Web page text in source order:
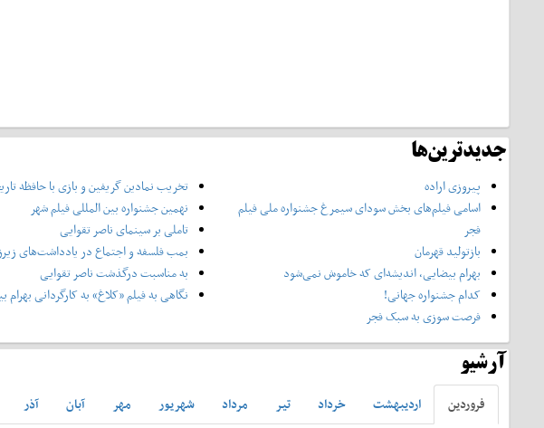
جدیدترین‌ها
پیروزی اراده
اسامی فیلم‌های بخش سودای سیمرغ جشنواره‌ ملی فیلم
فجر
بازتولید قهرمان
بهرام بیضایی، اندیشه‌ای که خاموش نمی‌شود
کدام جشنواره جهانی!
فرصت سوزی به سبک فجر
تخریب نمادین گریفین و بازی با حافظه
نهمین جشنواره بین المللی فیلم شهر
تاملی بر سینمای ناصر تقوایی
بمب فلسفه و اجتماع در یادداشت‌های
به مناسبت درگذشت ناصر تقوایی
نگاهی به فیلم «کلاغ» به کارگردانی بهرام
آرشیو
فروردين ارديبهشت خرداد تير مرداد شهريور مهر آبان آذر